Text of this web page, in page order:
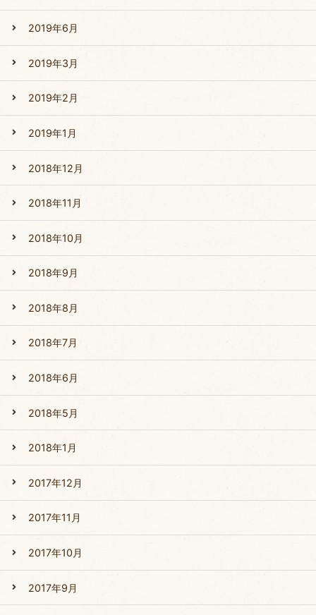
2019年6月
2019年3月
2019年2月
2019年1月
2018年12月
2018年11月
2018年10月
2018年9月
2018年8月
2018年7月
2018年6月
2018年5月
2018年1月
2017年12月
2017年11月
2017年10月
2017年9月